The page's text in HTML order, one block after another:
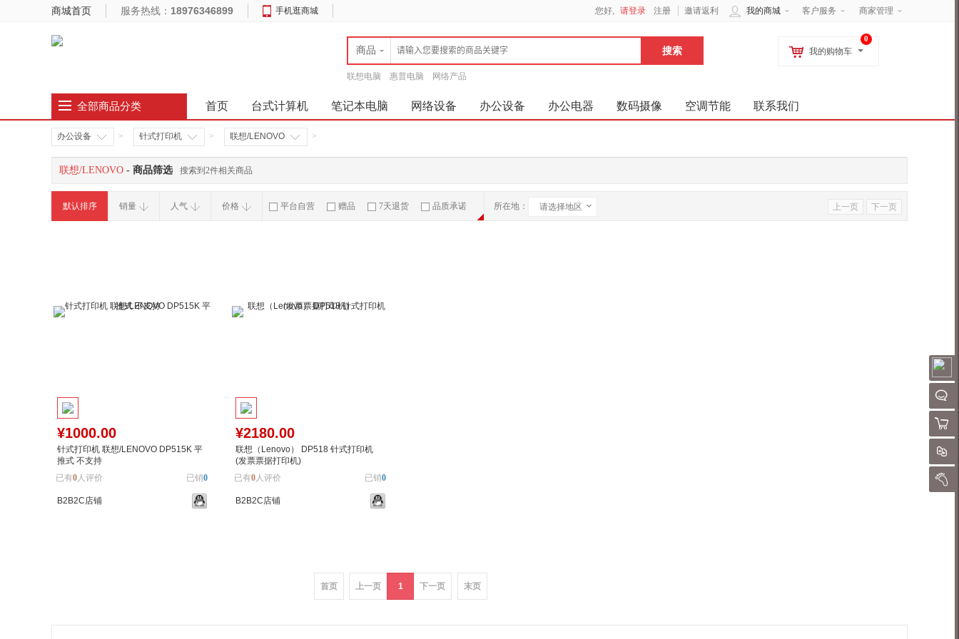
QQ
购物
对
我的
商城首页 服务热线： 18976346899 手机逛商城 客户服务 商家管理
我的商城
您好, 请登录 注册 邀请返利
商品
联想电脑 惠普电脑 网络产品
0
我的购物车
全部商品分类 首页 台式计算机 笔记本电脑 网络设备 办公设备 办公电器 数码摄像 空调节能 联系我们
办公设备 > 针式打印机 > 联想/LENOVO >
联想/LENOVO - 商品筛选 搜索到2件相关商品
上一页 下一页
默认排序 销量 人气 价格 平台自营 赠品 7天退货 品质承诺 所在地： 请选择地区
¥1000.00
针式打印机 联想/LENOVO DP515K 平
推式 不支持
已有0人评价 已销0
B2B2C店铺
¥2180.00
联想（Lenovo） DP518 针式打印机
(发票票据打印机)
已有0人评价 已销0
B2B2C店铺
首页 上一页 1 下一页 末页